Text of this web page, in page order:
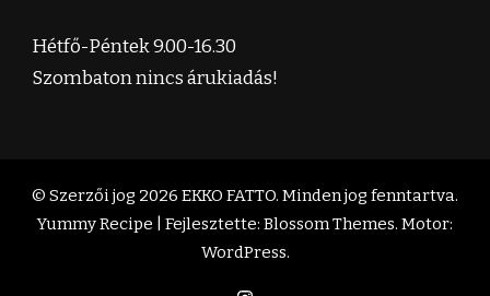
Hétfő-Péntek 9.00-16.30
Szombaton nincs árukiadás!
© Szerzői jog 2026 EKKO FATTO. Minden jog fenntartva.
Yummy Recipe | Fejlesztette: Blossom Themes. Motor:
WordPress.